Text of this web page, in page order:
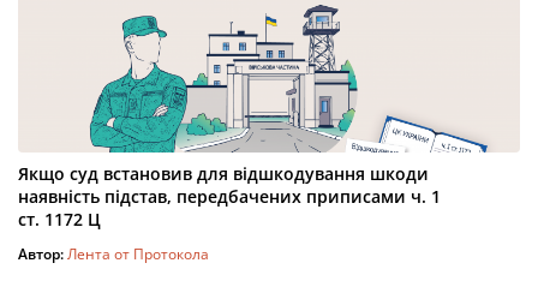
Якщо суд встановив для відшкодування шкоди
наявність підстав, передбачених приписами ч. 1
ст. 1172 Ц
Автор:Лента от Протокола